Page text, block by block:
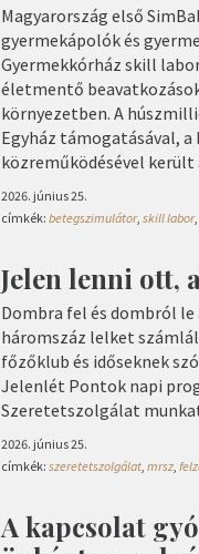
Magyarország első
gyermekápolók és
Gyermekkórház skill
életmentő
környezetben. A
Egyház támogatásával,
közreműködésével került
2026. június 25.
címkék: betegszimulátor, skill labor,
Jelen lenni ott,
Dombra fel és dombról
háromszáz lelket
főzőklub és időseknek
Jelenlét Pontok napi
Szeretetszolgálat
2026. június 25.
címkék: szeretetszolgálat, mrsz,
A kapcsolat